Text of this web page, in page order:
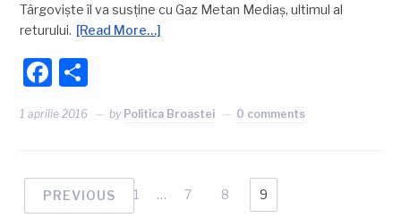
Târgoviște îl va susține cu Gaz Metan Mediaș, ultimul al
returului. [Read More…]
Facebook
1 aprilie 2016 by Politica Broastei 0 comments
PREVIOUS 1 … 7 8 9